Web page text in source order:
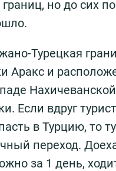
но до сих
Турецкая
Аракс и
Если вдруг
в Турцию, то
переход.
за 1 день,